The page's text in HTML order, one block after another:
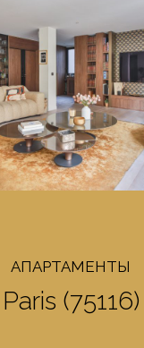
AПАРТАМЕНТЫ
Paris (75116)